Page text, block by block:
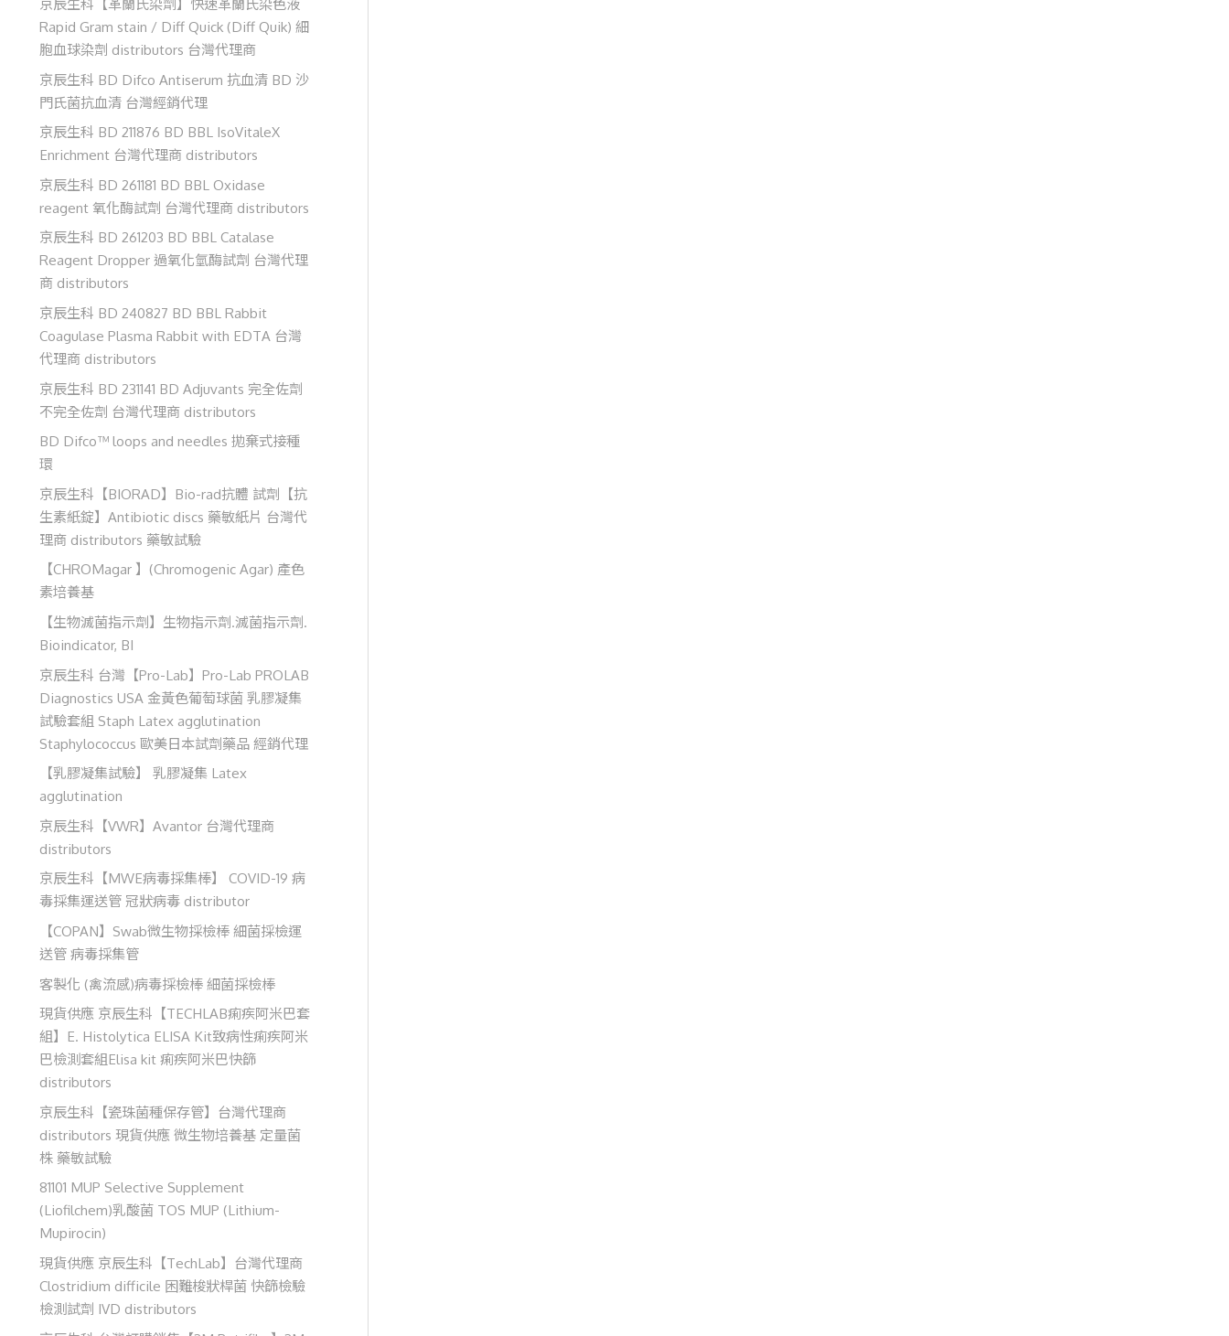
京辰生科【革蘭氏染劑】快速革蘭氏染色液
Rapid Gram stain / Diff Quick (Diff Quik) 細
胞血球染劑 distributors 台灣代理商
京辰生科 BD Difco Antiserum 抗血清 BD 沙
門氏菌抗血清 台灣經銷代理
京辰生科 BD 211876 BD BBL IsoVitaleX
Enrichment 台灣代理商 distributors
京辰生科 BD 261181 BD BBL Oxidase
reagent 氧化酶試劑 台灣代理商 distributors
京辰生科 BD 261203 BD BBL Catalase
Reagent Dropper 過氧化氫酶試劑 台灣代理
商 distributors
京辰生科 BD 240827 BD BBL Rabbit
Coagulase Plasma Rabbit with EDTA 台灣
代理商 distributors
京辰生科 BD 231141 BD Adjuvants 完全佐劑
不完全佐劑 台灣代理商 distributors
BD Difco™ loops and needles 拋棄式接種
環
京辰生科【BIORAD】Bio-rad抗體 試劑【抗
生素紙錠】Antibiotic discs 藥敏紙片 台灣代
理商 distributors 藥敏試驗
【CHROMagar 】(Chromogenic Agar) 產色
素培養基
【生物滅菌指示劑】生物指示劑.滅菌指示劑.
Bioindicator, BI
京辰生科 台灣【Pro-Lab】Pro-Lab PROLAB
Diagnostics USA 金黃色葡萄球菌 乳膠凝集
試驗套組 Staph Latex agglutination
Staphylococcus 歐美日本試劑藥品 經銷代理
【乳膠凝集試驗】 乳膠凝集 Latex
agglutination
京辰生科【VWR】Avantor 台灣代理商
distributors
京辰生科【MWE病毒採集棒】 COVID-19 病
毒採集運送管 冠狀病毒 distributor
【COPAN】Swab微生物採檢棒 細菌採檢運
送管 病毒採集管
客製化 (禽流感)病毒採檢棒 細菌採檢棒
現貨供應 京辰生科【TECHLAB痢疾阿米巴套
組】E. Histolytica ELISA Kit致病性痢疾阿米
巴檢測套組Elisa kit 痢疾阿米巴快篩
distributors
京辰生科【瓷珠菌種保存管】台灣代理商
distributors 現貨供應 微生物培養基 定量菌
株 藥敏試驗
81101 MUP Selective Supplement
(Liofilchem)乳酸菌 TOS MUP (Lithium-
Mupirocin)
現貨供應 京辰生科【TechLab】台灣代理商
Clostridium difficile 困難梭狀桿菌 快篩檢驗
檢測試劑 IVD distributors